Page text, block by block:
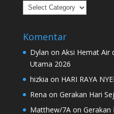
Kategori
Komentar
Dylan on Aksi Hemat Air
Utama 2026
hizkia on HARI RAYA
Rena on Gerakan Hari
Matthew/7Aon Gerakan